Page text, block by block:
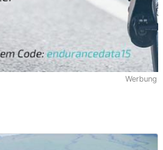
Werbung